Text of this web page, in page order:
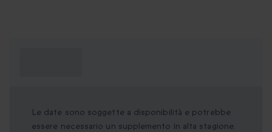
Le date sono soggette a disponibilità e potrebbe
essere necessario un supplemento in alta stagione.